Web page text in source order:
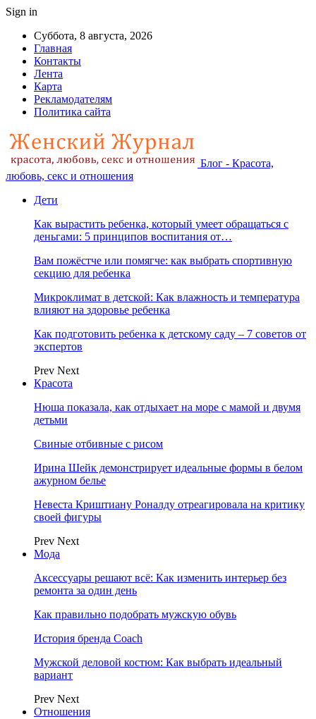
Sign in
Суббота, 8 августа, 2026
Главная
Контакты
Лента
Карта
Рекламодателям
Политика сайта
Блог - Красота,
любовь, секс и отношения
Дети
Как вырастить ребенка, который умеет обращаться с
деньгами: 5 принципов воспитания от…
Вам пожёстче или помягче: как выбрать спортивную
секцию для ребенка
Микроклимат в детской: Как влажность и температура
влияют на здоровье ребенка
Как подготовить ребенка к детскому саду – 7 советов от
экспертов
Prev Next
Красота
Нюша показала, как отдыхает на море с мамой и двумя
детьми
Свиные отбивные с рисом
Ирина Шейк демонстрирует идеальные формы в белом
ажурном белье
Невеста Криштиану Роналду отреагировала на критику
своей фигуры
Prev Next
Мода
Аксессуары решают всё: Как изменить интерьер без
ремонта за один день
Как правильно подобрать мужскую обувь
История бренда Coach
Мужской деловой костюм: Как выбрать идеальный
вариант
Prev Next
Отношения